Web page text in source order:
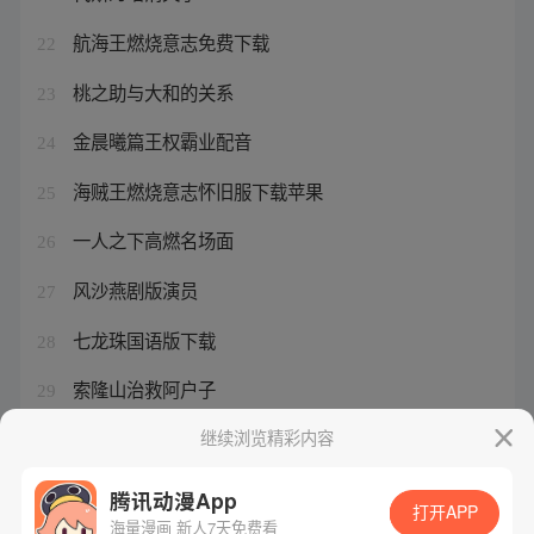
22 航海王燃烧意志免费下载
23 桃之助与大和的关系
24 金晨曦篇王权霸业配音
25 海贼王燃烧意志怀旧服下载苹果
26 一人之下高燃名场面
27 风沙燕剧版演员
28 七龙珠国语版下载
29 索隆山治救阿户子
狂龙归来电视剧完整版继续浏览精彩内容
腾讯动漫App
海量漫画 新人7天免费看
打开APP